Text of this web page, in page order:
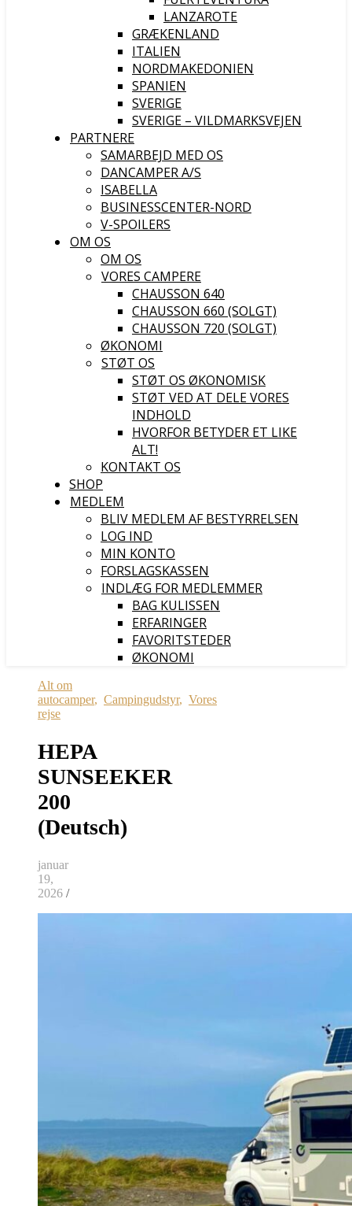
LANZAROTE
GRÆKENLAND
ITALIEN
NORDMAKEDONIEN
SPANIEN
SVERIGE
SVERIGE – VILDMARKSVEJEN
PARTNERE
SAMARBEJD MED OS
DANCAMPER A/S
ISABELLA
BUSINESSCENTER-NORD
V-SPOILERS
OM OS
OM OS
VORES CAMPERE
CHAUSSON 640
CHAUSSON 660 (SOLGT)
CHAUSSON 720 (SOLGT)
ØKONOMI
STØT OS
STØT OS ØKONOMISK
STØT VED AT DELE VORES
INDHOLD
HVORFOR BETYDER ET LIKE
ALT!
KONTAKT OS
SHOP
MEDLEM
BLIV MEDLEM AF BESTYRRELSEN
LOG IND
MIN KONTO
FORSLAGSKASSEN
INDLÆG FOR MEDLEMMER
BAG KULISSEN
ERFARINGER
FAVORITSTEDER
ØKONOMI
Alt om
autocamper, Campingudstyr, Vores
rejse
HEPA
SUNSEEKER
200
(Deutsch)
januar
19,
2026 /